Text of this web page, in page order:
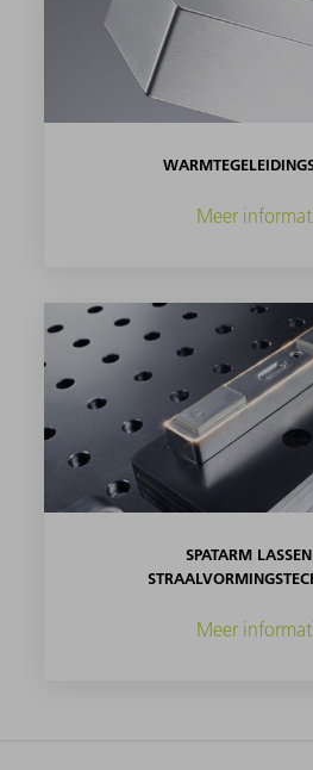
Meer
SPATARM
Meer